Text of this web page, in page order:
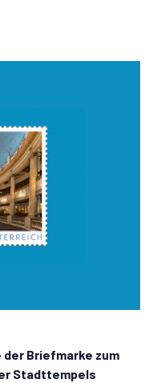
Briefmarke zum
Stadttempels